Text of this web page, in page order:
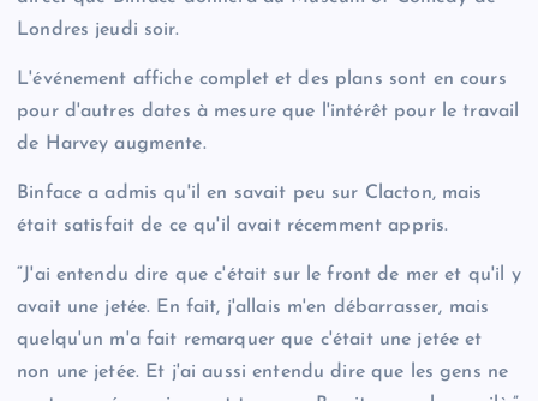
Londres jeudi soir.
L'événement affiche complet et des plans sont en cours
pour d'autres dates à mesure que l'intérêt pour le travail
de Harvey augmente.
Binface a admis qu'il en savait peu sur Clacton, mais
était satisfait de ce qu'il avait récemment appris.
“J'ai entendu dire que c'était sur le front de mer et qu'il y
avait une jetée. En fait, j'allais m'en débarrasser, mais
quelqu'un m'a fait remarquer que c'était une jetée et
non une jetée. Et j'ai aussi entendu dire que les gens ne